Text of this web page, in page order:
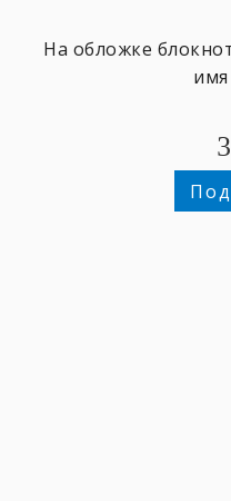
На обложке
имя